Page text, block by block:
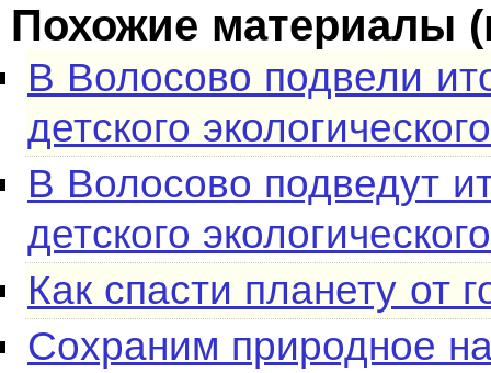
Похожие материалы
В Волосово подвели
детского
В Волосово подведут
детского
Как спасти планету от
Сохраним природное